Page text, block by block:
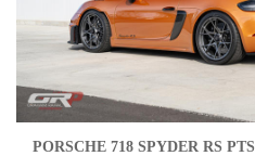
PORSCHE 718 SPYDER RS PTS